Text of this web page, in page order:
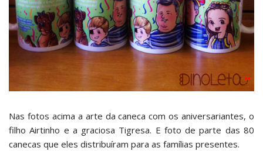
Nas fotos acima a arte da caneca com os aniversariantes, o
filho Airtinho e a graciosa Tigresa. E foto de parte das 80
canecas que eles distribuíram para as famílias presentes.